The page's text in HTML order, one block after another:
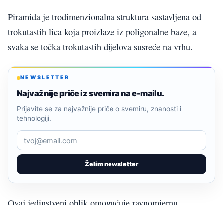
Piramida je trodimenzionalna struktura sastavljena od
trokutastih lica koja proizlaze iz poligonalne baze, a
svaka se točka trokutastih dijelova susreće na vrhu.
NEWSLETTER
Najvažnije priče iz svemira na e-mailu.
Želim newsletter
Prijavite se za najvažnije priče o svemiru, znanosti i
tehnologiji.